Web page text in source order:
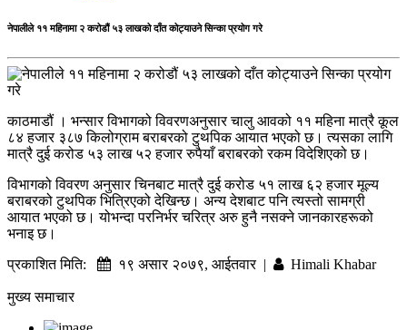
नेपालीले ११ महिनामा २ करोडौं ५३ लाखको दाँत कोट्याउने सिन्का प्रयोग गरे
काठमाडौं । भन्सार विभागको विवरणअनुसार चालु आवको ११ महिना मात्रै कूल
८४ हजार ३८७ किलोग्राम बराबरको टुथपिक आयात भएको छ। त्यसका लागि
मात्रै दुई करोड ५३ लाख ५२ हजार रुपैयाँ बराबरको रकम विदेशिएको छ।
विभागको विवरण अनुसार चिनबाट मात्रै दुई करोड ५१ लाख ६२ हजार मूल्य
बराबरको टुथपिक भित्रिएको देखिन्छ। अन्य देशबाट पनि त्यस्तो सामग्री
आयात भएको छ। योभन्दा परनिर्भर चरित्र अरु हुनै नसक्ने जानकारहरूको
भनाइ छ।
प्रकाशित मिति:
१९ असार २०७९, आईतवार | Himali Khabar
मुख्य समाचार